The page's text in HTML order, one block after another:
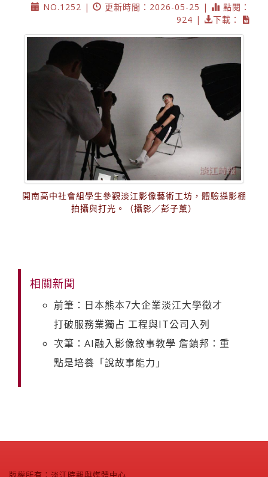
NO.1252 |
更新時間：2026-05-25 |
點閱：
924 |
下載：
開南高中社會組學生參觀淡江影像藝術工坊，體驗攝影棚
拍攝與打光。（攝影／彭子薰）
相關新聞
前筆：日本熊本7大企業淡江大學徵才
打破服務業獨占 工程與IT公司入列
次筆：AI融入影像敘事教學 詹鎮邦：重
點是培養「說故事能力」
版權所有：淡江時報與媒體中心